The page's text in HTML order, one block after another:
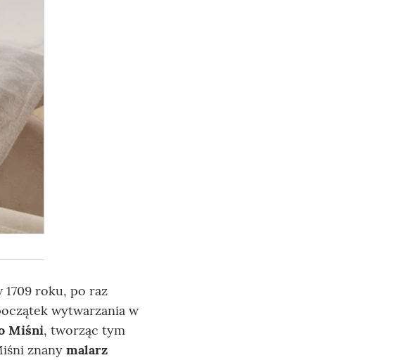
roku, po raz
wytwarzania w
Miśni, tworząc tym
znany malarz